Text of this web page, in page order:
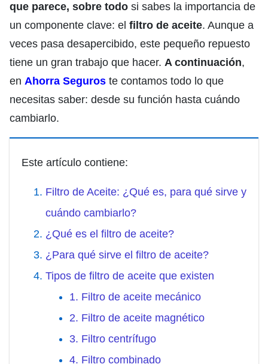
que parece, sobre todo si sabes la importancia de
un componente clave: el filtro de aceite. Aunque a
veces pasa desapercibido, este pequeño repuesto
tiene un gran trabajo que hacer. A continuación,
en Ahorra Seguros te contamos todo lo que
necesitas saber: desde su función hasta cuándo
cambiarlo.
Este artículo contiene:
Filtro de Aceite: ¿Qué es, para qué sirve y
cuándo cambiarlo?
¿Qué es el filtro de aceite?
¿Para qué sirve el filtro de aceite?
Tipos de filtro de aceite que existen
1. Filtro de aceite mecánico
2. Filtro de aceite magnético
3. Filtro centrífugo
4. Filtro combinado